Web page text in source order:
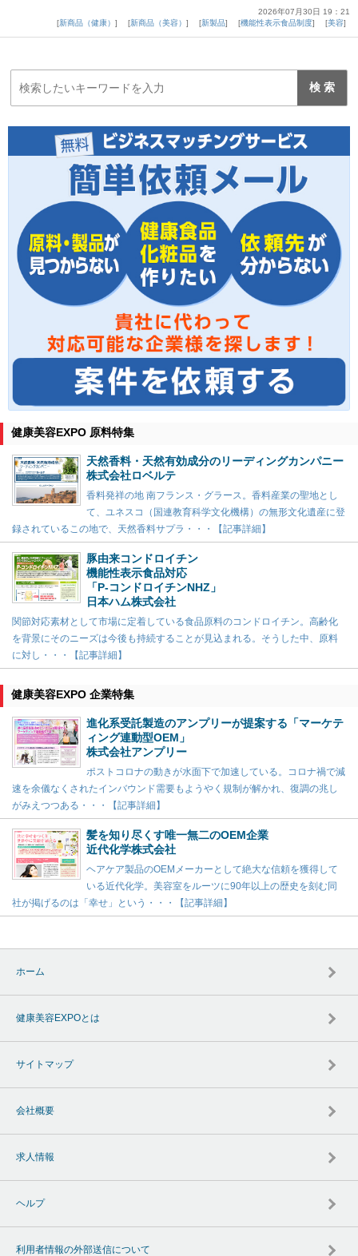
2026年07月30日 19：21
新商品（健康）
新商品（美容） 新製品 機能性表示食品制度 美容
健康美容EXPO 原料特集
天然香料・天然有効成分のリーディングカンパニー
株式会社ロベルテ
香料発祥の地 南フランス・グラース。香料産業の聖地とし
て、ユネスコ（国連教育科学文化機構）の無形文化遺産に登
録されているこの地で、天然香料サプラ・・・【記事詳細】
豚由来コンドロイチン
機能性表示食品対応
「P-コンドロイチンNHZ」
日本ハム株式会社
関節対応素材として市場に定着している食品原料のコンドロイチン。高齢化
を背景にそのニーズは今後も持続することが見込まれる。そうした中、原料
に対し・・・【記事詳細】
健康美容EXPO 企業特集
進化系受託製造のアンプリーが提案する「マーケテ
ィング連動型OEM」
株式会社アンプリー
ポストコロナの動きが水面下で加速している。コロナ禍で減
速を余儀なくされたインバウンド需要もようやく規制が解かれ、復調の兆し
がみえつつある・・・【記事詳細】
髪を知り尽くす唯一無二のOEM企業
近代化学株式会社
ヘアケア製品のOEMメーカーとして絶大な信頼を獲得して
いる近代化学。美容室をルーツに90年以上の歴史を刻む同
社が掲げるのは「幸せ」という・・・【記事詳細】
ホーム
健康美容EXPOとは
サイトマップ
会社概要
求人情報
ヘルプ
利用者情報の外部送信について